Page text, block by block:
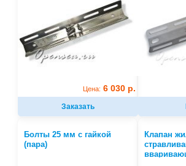
Цена: 6 030 р.
Заказать
Болты 25 мм с гайкой
(пара)
Клапан